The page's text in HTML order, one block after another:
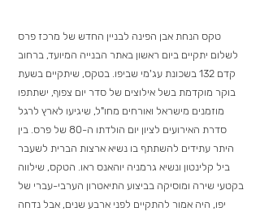
טקס הנחת אבן הפינה לבניין החדש של מרכז פרס
לשלום יתקיים ביום ראשון באתר הבנייה המיועד, ברחוב
קדם 132 בשכונת עג'מי שביפו. בטקס, שיתקיים בשעת
בוקר מוקדמת בשל אילוצים של סדר יום צפוף, ישתתפו
מוזמנים מישראל ואורחים מחו"ל, שיגיעו לארץ לרגל
סדרת האירועים לציון יום הולדתו ה-80 של פרס. בין
היתר עתידים להשתתף בו נשיא ארצות הברית לשעבר
ביל קלינטון ונשיא גרמניה יוהאנס ראו. הטקס, שילווה
בקטעי שירה ומוסיקה בביצוע התיאטרון הערבי-עברי של
יפו, היה אמור להתקיים לפני ארבע שנים, אבל נדחה